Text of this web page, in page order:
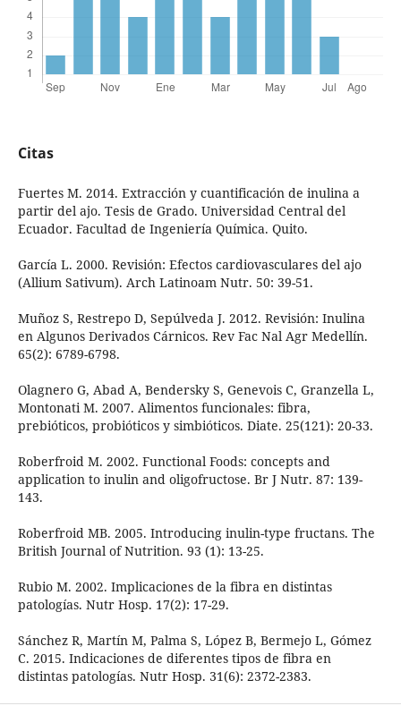
Citas
Fuertes M. 2014. Extracción y cuantificación de inulina a
partir del ajo. Tesis de Grado. Universidad Central del
Ecuador. Facultad de Ingeniería Química. Quito.
García L. 2000. Revisión: Efectos cardiovasculares del ajo
(Allium Sativum). Arch Latinoam Nutr. 50: 39-51.
Muñoz S, Restrepo D, Sepúlveda J. 2012. Revisión: Inulina
en Algunos Derivados Cárnicos. Rev Fac Nal Agr Medellín.
65(2): 6789-6798.
Olagnero G, Abad A, Bendersky S, Genevois C, Granzella L,
Montonati M. 2007. Alimentos funcionales: fibra,
prebióticos, probióticos y simbióticos. Diate. 25(121): 20-33.
Roberfroid M. 2002. Functional Foods: concepts and
application to inulin and oligofructose. Br J Nutr. 87: 139-
143.
Roberfroid MB. 2005. Introducing inulin-type fructans. The
British Journal of Nutrition. 93 (1): 13-25.
Rubio M. 2002. Implicaciones de la fibra en distintas
patologías. Nutr Hosp. 17(2): 17-29.
Sánchez R, Martín M, Palma S, López B, Bermejo L, Gómez
C. 2015. Indicaciones de diferentes tipos de fibra en
distintas patologías. Nutr Hosp. 31(6): 2372-2383.